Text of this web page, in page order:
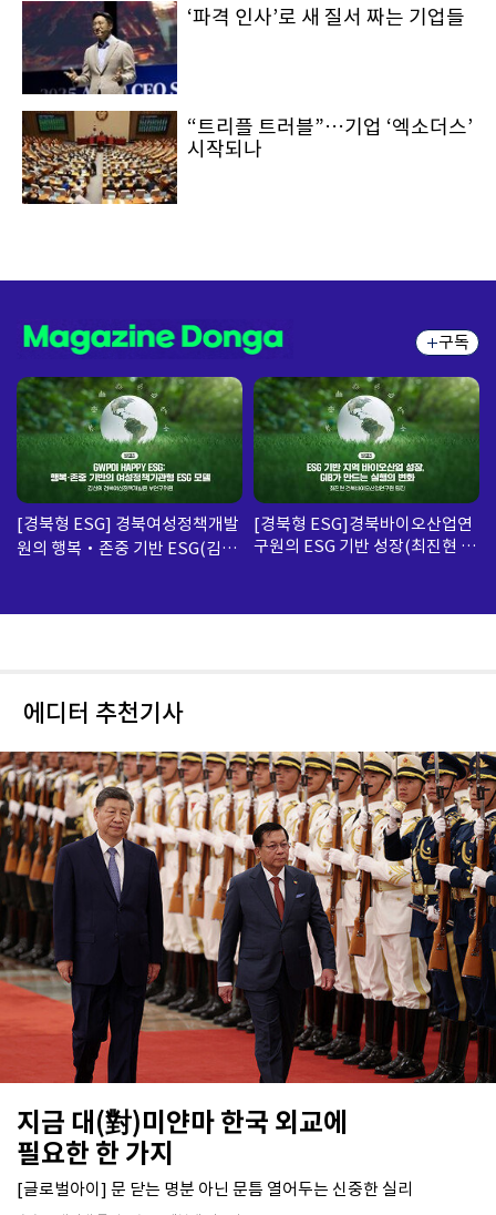
‘파격 인사’로 새 질서 짜는 기업들
“트리플 트러블”…기업 ‘엑소더스’
시작되나
구독
[경북형 ESG] 경북여성정책개발
원의 행복‧존중 기반 ESG(김성
[경북형 ESG]경북바이오산업연
구원의 ESG 기반 성장(최진현 경
에디터 추천기사
지금 대(對)미얀마 한국 외교에
필요한 한 가지
[글로벌아이] 문 닫는 명분 아닌 문틈 열어두는 신중한 실리